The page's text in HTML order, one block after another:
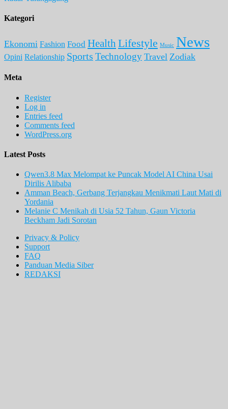
Kategori
Ekonomi Fashion Food Health Lifestyle Music News
Opini Relationship Sports Technology Travel Zodiak
Meta
Register
Log in
Entries feed
Comments feed
WordPress.org
Latest Posts
Qwen3.8 Max Melompat ke Puncak Model AI China Usai
Dirilis Alibaba
Amman Beach, Gerbang Terjangkau Menikmati Laut Mati di
Yordania
Melanie C Menikah di Usia 52 Tahun, Gaun Victoria
Beckham Jadi Sorotan
Privacy & Policy
Support
FAQ
Panduan Media Siber
REDAKSI